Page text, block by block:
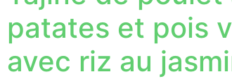
patates et pois
avec riz au